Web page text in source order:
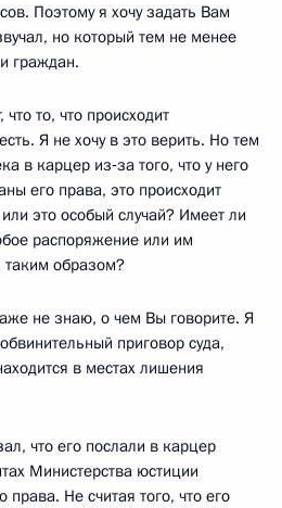
Поэтому я хочу задать Вам
но который тем не менее
граждан.
то, что происходит
Я не хочу в это верить. Но тем
в карцер из‑за того, что у него
его права, это происходит
это особый случай? Имеет ли
распоряжение или им
таким образом?
не знаю, о чем Вы говорите. Я
приговор суда,
в местах лишения
что его послали в карцер
Министерства юстиции
права. Не считая того, что его